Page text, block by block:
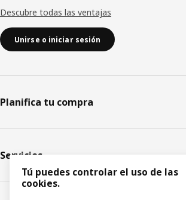
Descubre todas las ventajas
Unirse o iniciar sesión
Planifica tu compra
Servicios
Tú puedes controlar el uso de las
cookies.